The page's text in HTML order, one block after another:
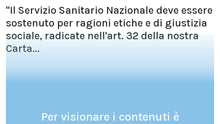
"Il Servizio Sanitario Nazionale deve essere
sostenuto per ragioni etiche e di giustizia
sociale, radicate nell'art. 32 della nostra
Carta...
Per visionare i contenuti è